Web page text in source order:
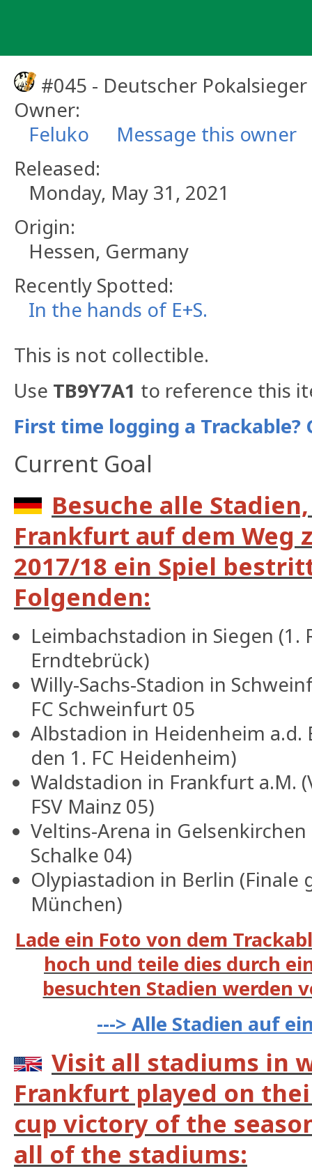
#045 - Deutscher
Owner:
Feluko
Message this owner
Released:
Monday, May 31, 2021
Origin:
Hessen, Germany
Recently Spotted:
In the hands of E+S.
This is not collectible.
Use TB9Y7A1 to reference this
First time logging a Trackable?
Current Goal
Besuche alle
Frankfurt auf dem Weg
2017/18 ein Spiel
Folgenden:
Leimbachstadion in Siegen (1.
Erndtebrück)
Willy-Sachs-Stadion in
FC Schweinfurt 05
Albstadion in Heidenheim a.d.
den 1. FC Heidenheim)
Waldstadion in Frankfurt a.M.
FSV Mainz 05)
Veltins-Arena in
Schalke 04)
Olypiastadion in Berlin (Finale
München)
Lade ein Foto von dem
hoch und teile dies durch
besuchten Stadien werden
---> Alle Stadien auf
Visit all stadiums in
Frankfurt played on
cup victory of the
all of the stadiums: